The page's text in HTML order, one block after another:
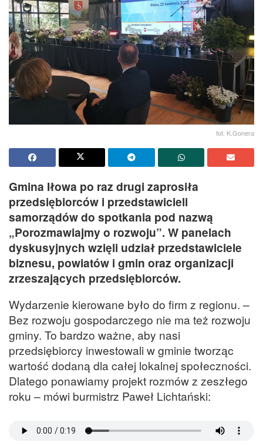
fot. K.Gonera
Gmina Iłowa po raz drugi zaprosiła
przedsiębiorców i przedstawicieli
samorządów do spotkania pod nazwą
„Porozmawiajmy o rozwoju”. W panelach
dyskusyjnych wzięli udział przedstawiciele
biznesu, powiatów i gmin oraz organizacji
zrzeszających przedsiębiorców.
Wydarzenie kierowane było do firm z regionu. –
Bez rozwoju gospodarczego nie ma też rozwoju
gminy. To bardzo ważne, aby nasi
przedsiębiorcy inwestowali w gminie tworząc
wartość dodaną dla całej lokalnej społeczności.
Dlatego ponawiamy projekt rozmów z zeszłego
roku – mówi burmistrz Paweł Lichtański: